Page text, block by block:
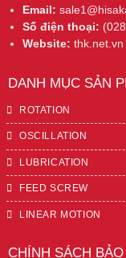
Email:
Số điện thoại:
Website: thk.net.vn
DANH MỤC SẢN
ROTATION
OSCILLATION
LUBRICATION
FEED SCREW
LINEAR MOTION
CHÍNH SÁCH